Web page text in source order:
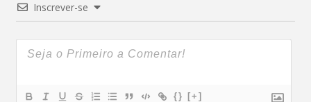
Inscrever-se
{} [+]